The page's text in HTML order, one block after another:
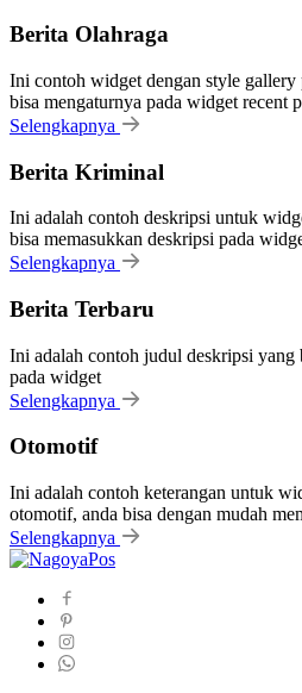
Berita Olahraga
Ini contoh widget dengan style gallery
bisa mengaturnya pada widget recent
Selengkapnya
Berita Kriminal
Ini adalah contoh deskripsi untuk
bisa memasukkan deskripsi pada
Selengkapnya
Berita Terbaru
Ini adalah contoh judul deskripsi yang
pada widget
Selengkapnya
Otomotif
Ini adalah contoh keterangan untuk
otomotif, anda bisa dengan mudah
Selengkapnya